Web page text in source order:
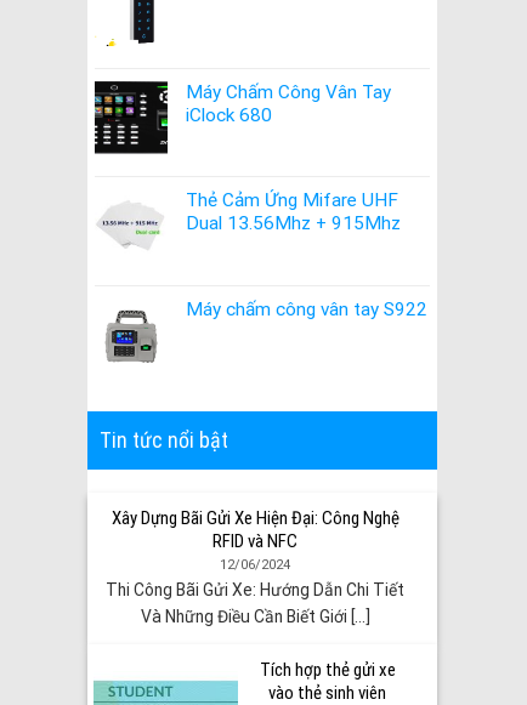
Máy Chấm Công Vân Tay
iClock 680
Thẻ Cảm Ứng Mifare UHF
Dual 13.56Mhz + 915Mhz
Máy chấm công vân tay S922
Tin tức nổi bật
Xây Dựng Bãi Gửi Xe Hiện Đại: Công Nghệ
RFID và NFC
12/06/2024
Thi Công Bãi Gửi Xe: Hướng Dẫn Chi Tiết
Và Những Điều Cần Biết Giới [...]
Tích hợp thẻ gửi xe
vào thẻ sinh viên